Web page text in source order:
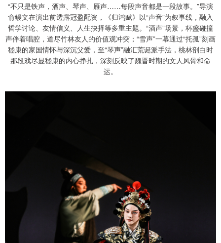
“不只是铁声，酒声、琴声、雁声……每段声音都是一段故事。”导演
俞鳗文在演出前透露冠盈配资，《归鸿赋》以“声音”为叙事线，融入
哲学讨论、友情信义、人生抉择等多重主题。“酒声”场景，杯盏碰撞
声伴着唱腔，道尽竹林友人的价值观冲突；“雪声”一幕通过“托孤”刻画
嵇康的家国情怀与深沉父爱，至“琴声”融汇荒诞派手法，桃林剖白时
那段戏尽显嵇康的内心挣扎，深刻反映了魏晋时期的文人风骨和命
运。